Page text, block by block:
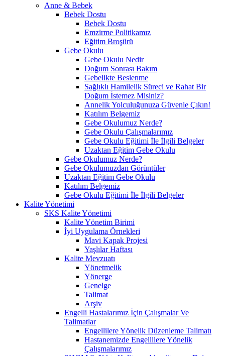
Anne & Bebek
Bebek Dostu
Bebek Dostu
Emzirme Politikamız
Eğitim Broşürü
Gebe Okulu
Gebe Okulu Nedir
Doğum Sonrası Bakım
Gebelikte Beslenme
Sağlıklı Hamilelik Süreci ve Rahat Bir
Doğum İstemez Misiniz?
Annelik Yolculuğunuza Güvenle Çıkın!
Katılım Belgemiz
Gebe Okulumuz Nerde?
Gebe Okulu Çalışmalarımız
Gebe Okulu Eğitimi İle İlgili Belgeler
Uzaktan Eğitim Gebe Okulu
Gebe Okulumuz Nerde?
Gebe Okulumuzdan Görüntüler
Uzaktan Eğitim Gebe Okulu
Katılım Belgemiz
Gebe Okulu Eğitimi İle İlgili Belgeler
Kalite Yönetimi
SKS Kalite Yönetimi
Kalite Yönetim Birimi
İyi Uygulama Örnekleri
Mavi Kapak Projesi
Yaşlılar Haftası
Kalite Mevzuatı
Yönetmelik
Yönerge
Genelge
Talimat
Arşiv
Engelli Hastalarımız İçin Çalışmalar Ve
Talimatlar
Engellilere Yönelik Düzenleme Talimatı
Hastanemizde Engellilere Yönelik
Çalışmalarımız